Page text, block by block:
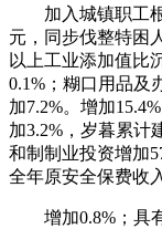
加入城镇职工根
元，同步伐整特困
以上工业添加值比
0.1%；糊口用品及
加7.2%。增加
加3.2%，岁暮累计
和制制业投资增加
全年原安全保费收
增加0.8%；具有